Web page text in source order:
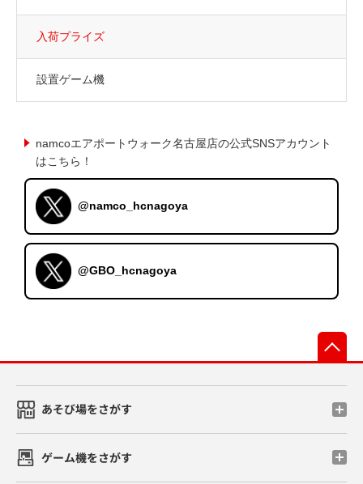
入荷プライズ
設置ゲーム機
namcoエアポートウォーク名古屋店の公式SNSアカウント
はこちら！
@namco_hcnagoya
@GBO_hcnagoya
あそび場をさがす
ゲーム機をさがす